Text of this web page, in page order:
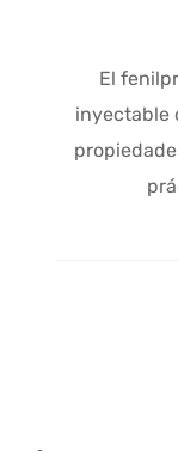
El
inyectable